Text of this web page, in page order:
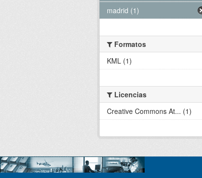
madrid (1)
Formatos
KML (1)
Licencias
Creative Commons At... (1)